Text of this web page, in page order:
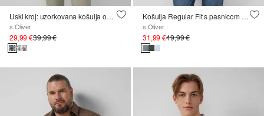
Uski kroj: uzorkovana košulja od rastezljivog pamuka
s.Oliver
29,99 €39,99 €
Košulja Regular Fit s pasnicom na leđima
s.Oliver
31,99 €49,99 €